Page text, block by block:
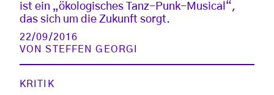
ist ein „ökologisches Tanz-Punk-Musical“,
das sich um die Zukunft sorgt.
22/09/2016
VONSTEFFEN GEORGI
KRITIK